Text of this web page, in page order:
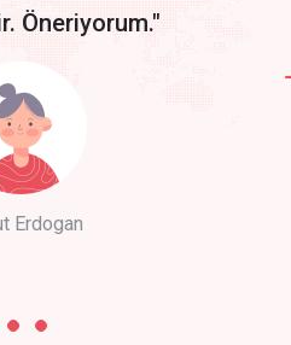
Öneriyorum."
Erdogan